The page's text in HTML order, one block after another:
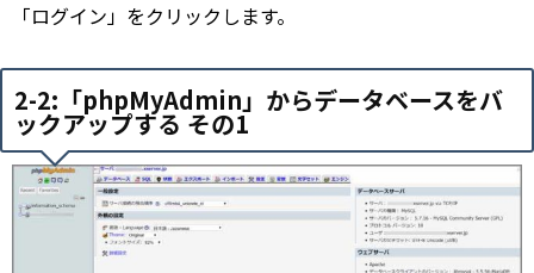
「ログイン」をクリックします。
2-2:「phpMyAdmin」からデータベースをバ
ックアップする その1